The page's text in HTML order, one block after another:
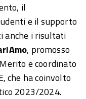
il
e il supporto
anche i risultati
, promosso
e coordinato
che ha coinvolto
2023/2024.